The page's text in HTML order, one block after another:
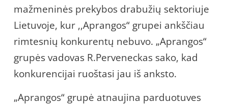
mažmeninės prekybos drabužių sektoriuje
Lietuvoje, kur ,,Aprangos“ grupei ankščiau
rimtesnių konkurentų nebuvo. „Aprangos“
grupės vadovas R.Perveneckas sako, kad
konkurencijai ruoštasi jau iš anksto.
„Aprangos“ grupė atnaujina parduotuves